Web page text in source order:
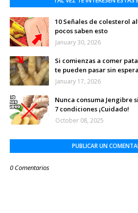
10 Señales de colesterol
pocos saben esto
January 30, 2026
Si comienzas a comer
te pueden pasar sin
January 17, 2026
Nunca consuma Jengibre
7 condiciones ¡Cuidado!
October 08, 2025
PUBLICAR UN
0 Comentarios